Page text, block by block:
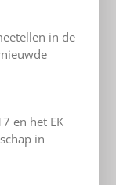
in de
en het EK
in